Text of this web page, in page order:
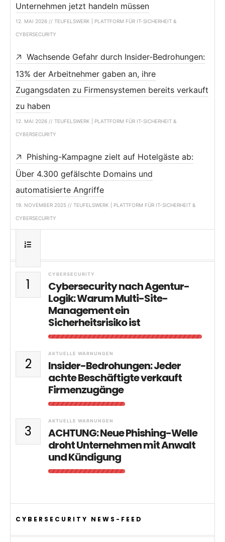
Unternehmen jetzt handeln müssen
12. MAI 2026 // TEUFELSWERK | PLATTFORM FÜR IT-SICHERHEIT &
CYBERSECURITY
Wachsende Gefahr durch Insider-Bedrohungen:
13% der Arbeitnehmer gaben an, ihre
Zugangsdaten zu Firmensystemen bereits verkauft
zu haben
12. MAI 2026 // TEUFELSWERK | PLATTFORM FÜR IT-SICHERHEIT &
CYBERSECURITY
Phishing-Kampagne zielt auf Hotelgäste ab:
Über 4.300 gefälschte Domains und
automatisierte Angriffe
19. NOVEMBER 2025 // TEUFELSWERK | PLATTFORM FÜR IT-SICHERHEIT &
CYBERSECURITY
1
CYBERSECURITY
Cybersecurity nach Agentur-
Logik: Warum Multi-Site-
Management ein
Sicherheitsrisiko ist
2
AKTUELLE WARNUNGEN
Insider-Bedrohungen: Jeder
achte Beschäftigte verkauft
Firmenzugänge
3
AKTUELLE WARNUNGEN
ACHTUNG: Neue Phishing-Welle
droht Unternehmen mit Anwalt
und Kündigung
CYBERSECURITY NEWS-FEED